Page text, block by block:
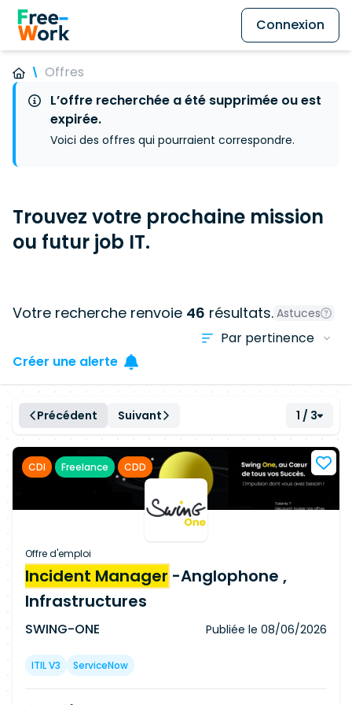
Connexion
Offres
L’offre recherchée a été supprimée ou est
expirée.
Voici des offres qui pourraient correspondre.
Trouvez votre prochaine mission
ou futur job IT.
Votre recherche renvoie 46 résultats. Astuces
Créer une alerte
Précédent Suivant 1 / 3
CDI Freelance CDD
Offre d'emploi
Incident Manager -Anglophone ,
Infrastructures
SWING-ONE Publiée le 08/06/2026
ITIL V3 ServiceNow